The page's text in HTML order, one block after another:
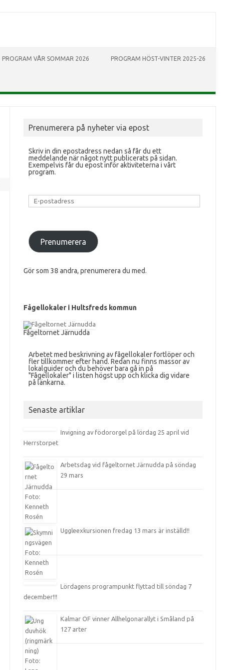
PROGRAM VÅR SOMMAR 2026 PROGRAM HÖST-VINTER 2025-26
Prenumerera på nyheter via epost
Skriv in din epostadress nedan så får du ett
meddelande när något nytt publicerats på sidan.
Exempelvis får du epost inför aktiviteterna i vårt
program.
E-
postadress
Prenumerera
Gör som 38 andra, prenumerera du med.
Fågellokaler i Hultsfreds kommun
Fågeltornet Järnudda
Arbetet med beskrivning av fågellokaler fortlöper och
fler tillkommer efter hand. Redan nu finns massor av
lokalguider och du behöver bara gå in på
"Fågellokaler" i listen högst upp och klicka dig vidare
på länkarna.
Senaste artiklar
Invigning av födororgel på lördag 25 april vid
Herrstorpet
Arbetsdag vid fågeltornet Järnudda på söndag
29 mars
Uggleexkursionen fredag 13 mars är inställd!!
Lördagens programpunkt flyttad till söndag 7
december!!!
Kalmar OF vinner Allhelgonarallyt i Småland på
127 arter